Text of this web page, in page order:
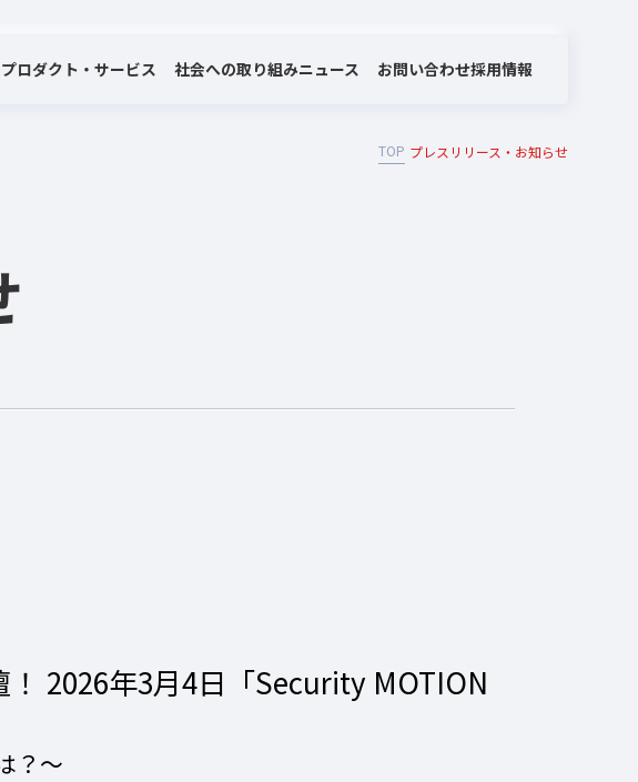
プロダクト・サービス
MOTEX/LANSCOPEのあゆみ
社会への取り組みニュース お問い合わせ採用情報
TOP プレスリリース・お知らせ
2026年3月4日「Security MOTION
？〜